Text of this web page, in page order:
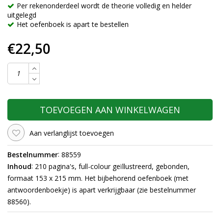
Per rekenonderdeel wordt de theorie volledig en helder
uitgelegd
Het oefenboek is apart te bestellen
€22,50
TOEVOEGEN AAN WINKELWAGEN
Aan verlanglijst toevoegen
Bestelnummer: 88559
Inhoud: 210 pagina's, full-colour geïllustreerd, gebonden,
formaat 153 x 215 mm. Het bijbehorend oefenboek (met
antwoordenboekje) is apart verkrijgbaar (zie bestelnummer
88560).